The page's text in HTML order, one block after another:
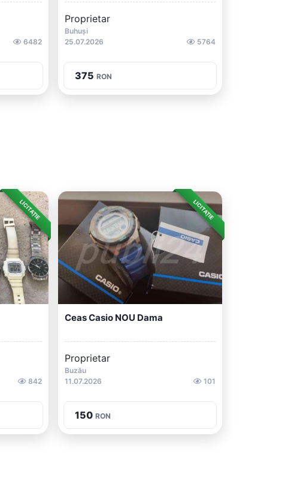
6482
Proprietar
Buhuși
25.07.2026
5764
375 RON
LICITAȚIE
842
LICITAȚIE
Ceas Casio NOU Dama
Proprietar
Buzău
11.07.2026
101
150 RON